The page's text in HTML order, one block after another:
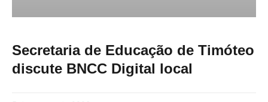
Secretaria de Educação de Timóteo
discute BNCC Digital local